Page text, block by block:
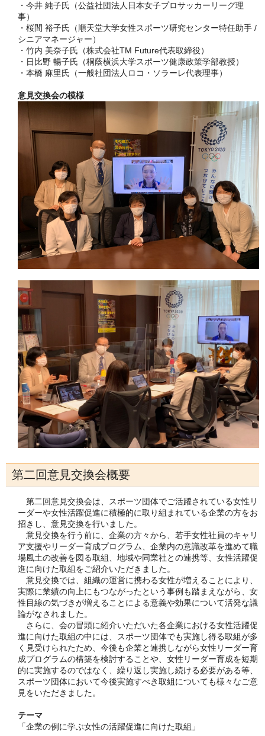
・今井 純子氏（公益社団法人日本女子プロサッカーリーグ理
事）
・桜間 裕子氏（順天堂大学女性スポーツ研究センター特任助手 /
シニアマネージャー）
・竹内 美奈子氏（株式会社TM Future代表取締役）
・日比野 暢子氏（桐蔭横浜大学スポーツ健康政策学部教授）
・本橋 麻里氏（一般社団法人ロコ・ソラーレ代表理事）
意見交換会の模様
第二回意見交換会概要
第二回意見交換会は、スポーツ団体でご活躍されている女性リ
ーダーや女性活躍促進に積極的に取り組まれている企業の方をお
招きし、意見交換を行いました。
意見交換を行う前に、企業の方々から、若手女性社員のキャリ
ア支援やリーダー育成プログラム、企業内の意識改革を進めて職
場風土の改善を図る取組、地域や同業社との連携等、女性活躍促
進に向けた取組をご紹介いただきました。
意見交換では、組織の運営に携わる女性が増えることにより、
実際に業績の向上にもつながったという事例も踏まえながら、女
性目線の気づきが増えることによる意義や効果について活発な議
論がなされました。
さらに、会の冒頭に紹介いただいた各企業における女性活躍促
進に向けた取組の中には、スポーツ団体でも実施し得る取組が多
く見受けられたため、今後も企業と連携しながら女性リーダー育
成プログラムの構築を検討することや、女性リーダー育成を短期
的に実施するのではなく、繰り返し実施し続ける必要がある等、
スポーツ団体において今後実施すべき取組についても様々なご意
見をいただきました。
テーマ
「企業の例に学ぶ女性の活躍促進に向けた取組」